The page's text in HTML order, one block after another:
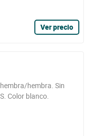
Ver precio
hembra. Sin
Color blanco.